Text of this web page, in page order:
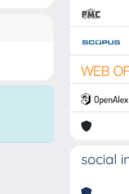
social